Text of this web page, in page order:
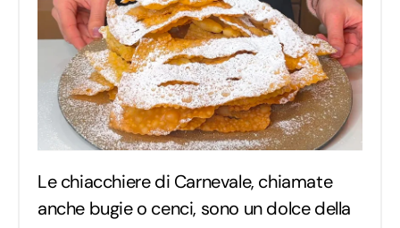
Le chiacchiere di Carnevale, chiamate
anche bugie o cenci, sono un dolce della